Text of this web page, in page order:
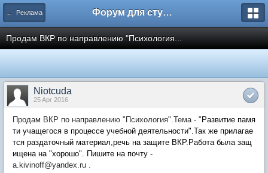
← Реклама Форум для студента СГА
Продам ВКР по направлению "Психология...
Niotcuda
25 Apr 2016
Продам ВКР по направлению "Психология".Тема - " Развитие памя
ти учащегося в процессе учебной деятельности".Так же прилагае
тся раздаточный материал,речь на защите ВКР.Работа была защ
ищена на "хорошо". Пишите на почту -
a.kivinoff@yandex.ru .